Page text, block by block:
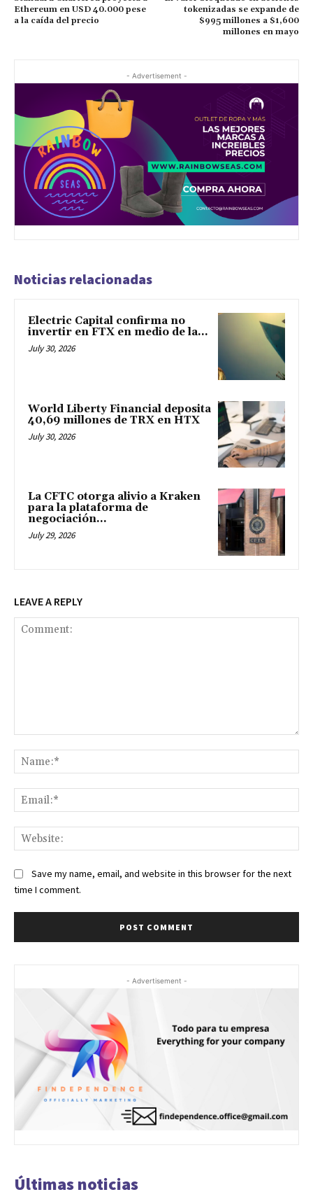
Ethereum en USD 40.000 pese
a la caída del precio
tokenizadas se expande de
$995 millones a $1,600
millones en mayo
- Advertisement -
Noticias relacionadas
Electric Capital confirma no
invertir en FTX en medio de la...
July 30, 2026
World Liberty Financial deposita
40,69 millones de TRX en HTX
July 30, 2026
La CFTC otorga alivio a Kraken
para la plataforma de
negociación...
July 29, 2026
LEAVE A REPLY
Save my name, email, and website in this browser for the next
time I comment.
- Advertisement -
Últimas noticias